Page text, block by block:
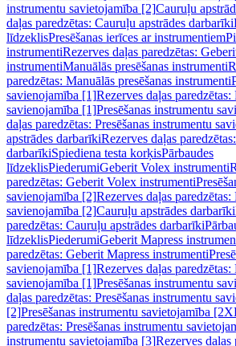
instrumentu savietojamība [2]Cauruļu
daļas paredzētas: Cauruļu apstrādes darbarīki
līdzeklisPresēšanas ierīces ar instrumentiem
instrumentiRezerves daļas paredzētas:
instrumentiManuālās presēšanas instrumenti
paredzētas: Manuālās presēšanas instrumenti
savienojamība [1]Rezerves daļas paredzētas:
savienojamība [1]Presēšanas instrumentu
daļas paredzētas: Presēšanas instrumentu
apstrādes darbarīkiRezerves daļas
darbarīkiSpiediena testa korķisPārbaudes
līdzeklisPiederumiGeberit Volex instrumenti
paredzētas: Geberit Volex instrumenti
savienojamība [2]Rezerves daļas paredzētas:
savienojamība [2]Cauruļu apstrādes darbarīki
paredzētas: Cauruļu apstrādes darbarīki
līdzeklisPiederumiGeberit Mapress
paredzētas: Geberit Mapress instrumenti
savienojamība [1]Rezerves daļas paredzētas:
savienojamība [1]Presēšanas instrumentu
daļas paredzētas: Presēšanas instrumentu
[2]Presēšanas instrumentu savietojamība
paredzētas: Presēšanas instrumentu
instrumentu savietojamība [3]Rezerves daļas